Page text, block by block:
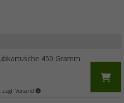
450 Gramm
zzgl. Versand